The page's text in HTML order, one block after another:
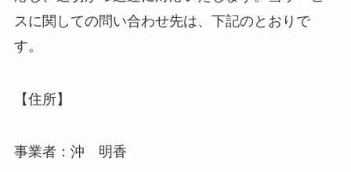
スに関しての問い合わせ先は、下記のとおりで
す。
【住所】
事業者：沖 明香